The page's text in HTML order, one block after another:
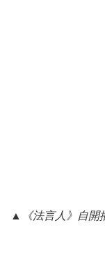
▲ 《法言人》自開